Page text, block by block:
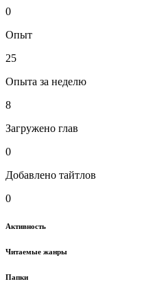
0
Опыт
25
Опыта за неделю
8
Загружено глав
0
Добавлено тайтлов
0
Активность
Читаемые жанры
Папки